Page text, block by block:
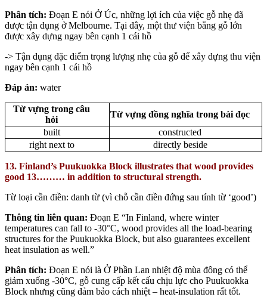
Phân tích: Đoạn E nói Ở Úc, những lợi ích của việc gỗ nhẹ đã
được tận dụng ở Melbourne. Tại đây, một thư viện bằng gỗ lớn
được xây dựng ngay bên cạnh 1 cái hồ
-> Tận dụng đặc điểm trọng lượng nhẹ của gỗ để xây dựng thu viện
ngay bên cạnh 1 cái hồ
Đáp án: water
Từ vựng trong câu
hỏi
Từ vựng đồng nghĩa trong bài đọc
built
constructed
right next to
directly beside
13. Finland’s Puukuokka Block illustrates that wood provides
good 13……… in addition to structural strength.
Từ loại cần điền: danh từ (vì chỗ cần điền đứng sau tính từ ‘good’)
Thông tin liên quan: Đoạn E “In Finland, where winter
temperatures can fall to -30°C, wood provides all the load-bearing
structures for the Puukuokka Block, but also guarantees excellent
heat insulation as well.”
Phân tích: Đoạn E nói là Ở Phần Lan nhiệt độ mùa đông có thể
giảm xuống -30°C, gỗ cung cấp kết cấu chịu lực cho Puukuokka
Block nhưng cũng đảm bảo cách nhiệt – heat-insulation rất tốt.